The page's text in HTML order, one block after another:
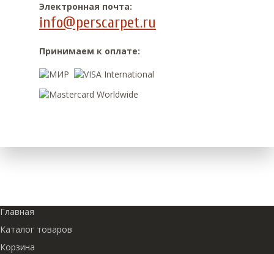
Электронная почта:
info@perscarpet.ru
Принимаем к оплате:
Главная
Каталог товаров
Корзина